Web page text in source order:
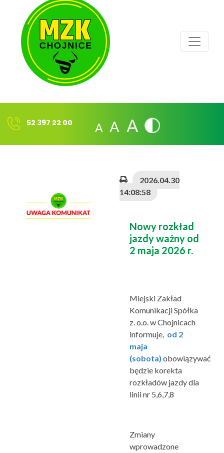
52 397 22 00
A A A
2026.04.30
14:08:58
Nowy rozkład
jazdy ważny od
2 maja 2026 r.
Miejski Zakład
Komunikacji Spółka
z. o.o. w Chojnicach
informuje, od 2
maja
(sobota) obowiązywać
będzie korekta
rozkładów jazdy dla
linii nr 5,6,7,8
Zmiany
wprowadzone